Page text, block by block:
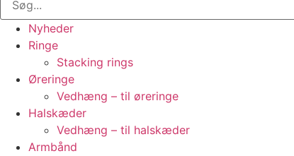
Nyheder
Ringe
Stacking rings
Øreringe
Vedhæng – til øreringe
Halskæder
Vedhæng – til halskæder
Armbånd